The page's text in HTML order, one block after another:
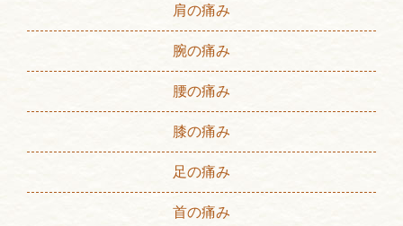
肩の痛み
腕の痛み
腰の痛み
膝の痛み
足の痛み
首の痛み